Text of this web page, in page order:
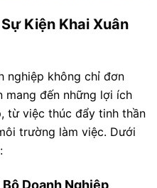
Kiện Khai Xuân
nghiệp không chỉ đơn
mang đến những lợi ích
từ việc thúc đẩy tinh thần
trường làm việc. Dưới
Doanh Nghiệp